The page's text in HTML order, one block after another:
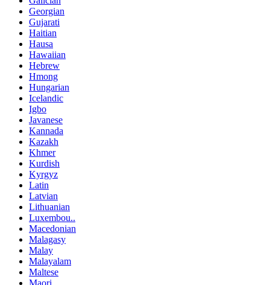
Georgian
Gujarati
Haitian
Hausa
Hawaiian
Hebrew
Hmong
Hungarian
Icelandic
Igbo
Javanese
Kannada
Kazakh
Khmer
Kurdish
Kyrgyz
Latin
Latvian
Lithuanian
Luxembou..
Macedonian
Malagasy
Malay
Malayalam
Maltese